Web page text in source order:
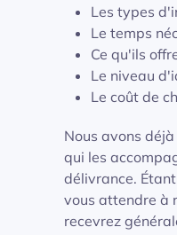
Les types
Le temps
Ce qu'ils
Le niveau
Le coût de
Nous avons
qui les
délivrance.
vous attendre à
recevrez